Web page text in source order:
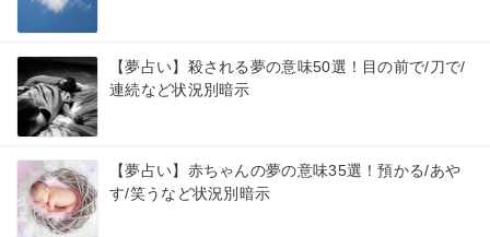
【夢占い】殺される夢の意味50選！目の前で/刀で/
連続など状況別暗示
【夢占い】赤ちゃんの夢の意味35選！預かる/あや
す/笑うなど状況別暗示